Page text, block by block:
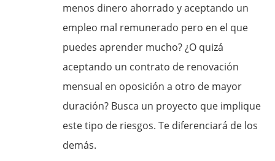
menos dinero ahorrado y aceptando un
empleo mal remunerado pero en el que
puedes aprender mucho? ¿O quizá
aceptando un contrato de renovación
mensual en oposición a otro de mayor
duración? Busca un proyecto que implique
este tipo de riesgos. Te diferenciará de los
demás.